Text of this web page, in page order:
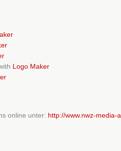
Logo Maker
online unter: http://www.nwz-media-